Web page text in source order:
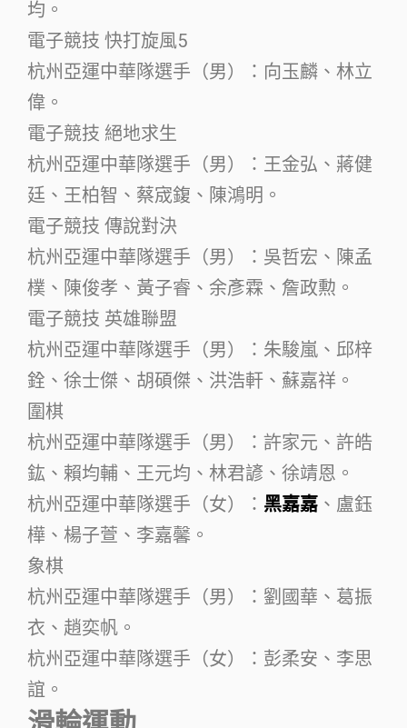
均。
電子競技 快打旋風5
杭州亞運中華隊選手（男）：向玉麟、林立
偉。
電子競技 絕地求生
杭州亞運中華隊選手（男）：王金弘、蔣健
廷、王柏智、蔡宬鍑、陳鴻明。
電子競技 傳說對決
杭州亞運中華隊選手（男）：吳哲宏、陳孟
樸、陳俊孝、黃子睿、余彥霖、詹政勲。
電子競技 英雄聯盟
杭州亞運中華隊選手（男）：朱駿嵐、邱梓
銓、徐士傑、胡碩傑、洪浩軒、蘇嘉祥。
圍棋
杭州亞運中華隊選手（男）：許家元、許皓
鈜、賴均輔、王元均、林君諺、徐靖恩。
杭州亞運中華隊選手（女）： 黑嘉嘉 、盧鈺
樺、楊子萱、李嘉馨。
象棋
杭州亞運中華隊選手（男）：劉國華、葛振
衣、趙奕帆。
杭州亞運中華隊選手（女）：彭柔安、李思
誼。